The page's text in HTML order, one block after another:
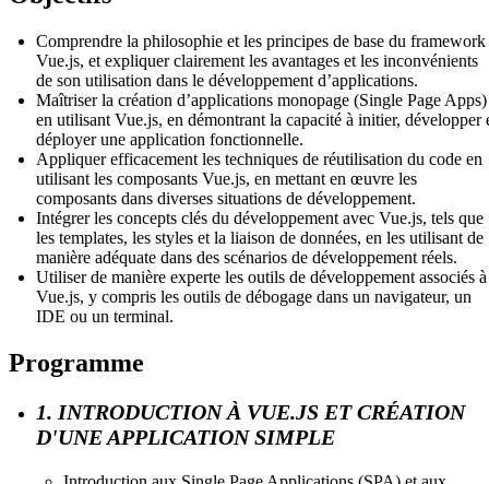
Comprendre la philosophie et les principes de base du framework
Vue.js, et expliquer clairement les avantages et les inconvénients
de son utilisation dans le développement d’applications.
Maîtriser la création d’applications monopage (Single Page Apps)
en utilisant Vue.js, en démontrant la capacité à initier, développer
déployer une application fonctionnelle.
Appliquer efficacement les techniques de réutilisation du code en
utilisant les composants Vue.js, en mettant en œuvre les
composants dans diverses situations de développement.
Intégrer les concepts clés du développement avec Vue.js, tels que
les templates, les styles et la liaison de données, en les utilisant de
manière adéquate dans des scénarios de développement réels.
Utiliser de manière experte les outils de développement associés à
Vue.js, y compris les outils de débogage dans un navigateur, un
IDE ou un terminal.
Programme
1. INTRODUCTION À VUE.JS ET CRÉATION
D'UNE APPLICATION SIMPLE